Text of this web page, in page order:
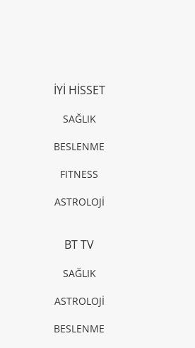
İYİ HİSSET
SAĞLIK
BESLENME
FITNESS
ASTROLOJİ
BT TV
SAĞLIK
ASTROLOJİ
BESLENME